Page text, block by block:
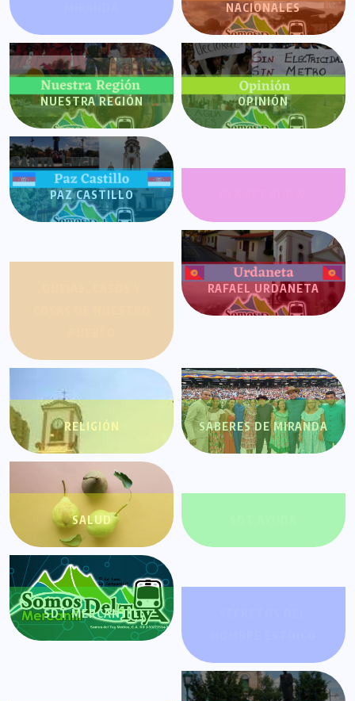
NACIONALES
NUESTRA REGIÓN OPINIÓN
PAZ CASTILLO
RAFAEL URDANETA
RELIGIÓN SABERES DE MIRANDA
SALUD
SDT MERCANTIL